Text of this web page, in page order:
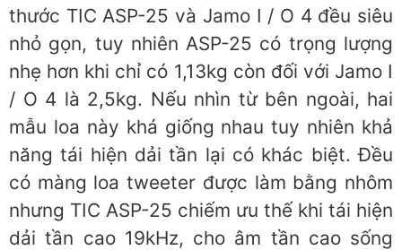
thước TIC ASP-25 và Jamo I / O 4 đều siêu
nhỏ gọn, tuy nhiên ASP-25 có trọng lượng
nhẹ hơn khi chỉ có 1,13kg còn đối với Jamo I
/ O 4 là 2,5kg. Nếu nhìn từ bên ngoài, hai
mẫu loa này khá giống nhau tuy nhiên khả
năng tái hiện dải tần lại có khác biệt. Đều
có màng loa tweeter được làm bằng nhôm
nhưng TIC ASP-25 chiếm ưu thế khi tái hiện
dải tần cao 19kHz, cho âm tần cao sống